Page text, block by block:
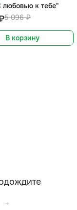
любовью к тебе"
5 096 ₽
В корзину
→